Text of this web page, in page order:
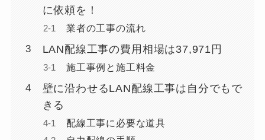
に依頼を！
業者の工事の流れ
LAN配線工事の費用相場は37,971円
施工事例と施工料金
壁に沿わせるLAN配線工事は自分でもで
きる
配線工事に必要な道具